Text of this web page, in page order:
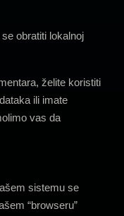
obratiti lokalnoj
želite koristiti
ili imate
vas da
sistemu se
“browseru”